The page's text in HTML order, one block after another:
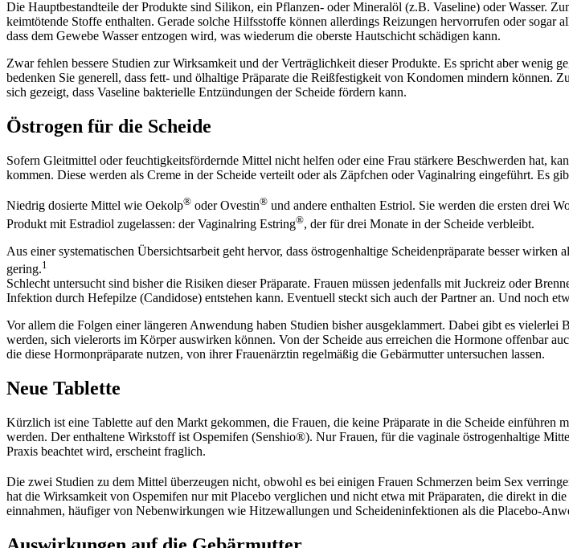
Die Hauptbestandteile der Produkte sind Silikon, ein Pflanzen- oder Mineralöl (z.B. Vaseline) oder Wasser.
keimtötende Stoffe enthalten. Gerade solche Hilfsstoffe können allerdings Reizungen hervorrufen oder
dass dem Gewebe Wasser entzogen wird, was wiederum die oberste Hautschicht schädigen kann.
Zwar fehlen bessere Studien zur Wirksamkeit und der Verträglichkeit dieser Produkte. Es spricht aber wenig
bedenken Sie generell, dass fett- und ölhaltige Präparate die Reißfestigkeit von Kondomen mindern können.
sich gezeigt, dass Vaseline bakterielle Entzündungen der Scheide fördern kann.
Östrogen für die Scheide
Sofern Gleitmittel oder feuchtigkeitsfördernde Mittel nicht helfen oder eine Frau stärkere Beschwerden hat,
kommen. Diese werden als Creme in der Scheide verteilt oder als Zäpfchen oder Vaginalring eingeführt. Es
Niedrig dosierte Mittel wie Oekolp® oder Ovestin® und andere enthalten Estriol. Sie werden die ersten drei
Produkt mit Estradiol zugelassen: der Vaginalring Estring®, der für drei Monate in der Scheide verbleibt.
Aus einer systematischen Übersichtsarbeit geht hervor, dass östrogenhaltige Scheidenpräparate besser
gering.1
Schlecht untersucht sind bisher die Risiken dieser Präparate. Frauen müssen jedenfalls mit Juckreiz oder
Infektion durch Hefepilze (Candidose) entstehen kann. Eventuell steckt sich auch der Partner an. Und noch
Vor allem die Folgen einer längeren Anwendung haben Studien bisher ausgeklammert. Dabei gibt es
werden, sich vielerorts im Körper auswirken können. Von der Scheide aus erreichen die Hormone offenbar
die diese Hormonpräparate nutzen, von ihrer Frauenärztin regelmäßig die Gebärmutter untersuchen lassen.
Neue Tablette
Kürzlich ist eine Tablette auf den Markt gekommen, die Frauen, die keine Präparate in die Scheide
werden. Der enthaltene Wirkstoff ist Ospemifen (Senshio®). Nur Frauen, für die vaginale östrogenhaltige
Praxis beachtet wird, erscheint fraglich.
Die zwei Studien zu dem Mittel überzeugen nicht, obwohl es bei einigen Frauen Schmerzen beim Sex
hat die Wirksamkeit von Ospemifen nur mit Placebo verglichen und nicht etwa mit Präparaten, die direkt in
einnahmen, häufiger von Nebenwirkungen wie Hitzewallungen und Scheideninfektionen als die Placebo-